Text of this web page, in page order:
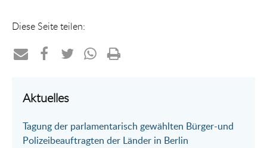
Diese Seite teilen:
per
Mail
auf
Aktuelles
Tagung der parlamentarisch gewählten Bürger-und
Polizeibeauftragten der Länder in Berlin